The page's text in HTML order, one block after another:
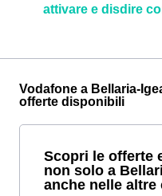
attivare e disdire
Vodafone a Bellaria-
offerte disponibili
Scopri le offerte
non solo a
anche nelle altre